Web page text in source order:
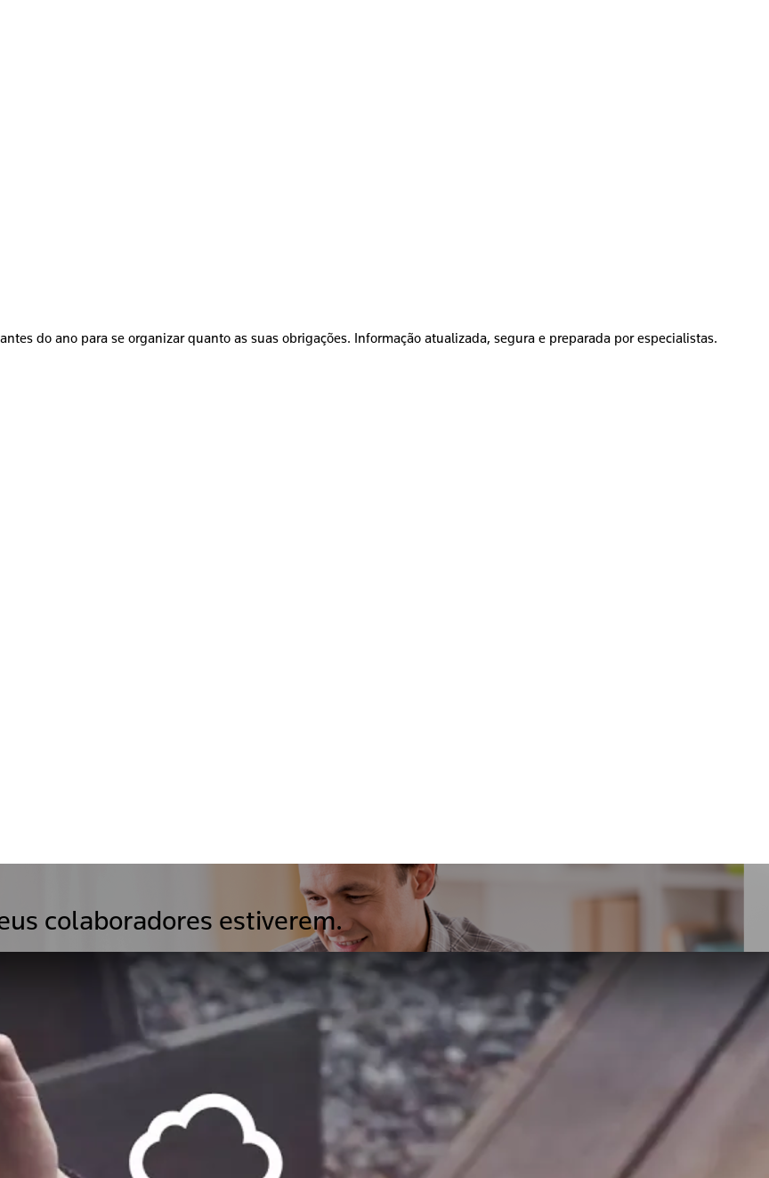
do ano para se organizar quanto as suas obrigações. Informação atualizada, segura e preparada por especialistas.
colaboradores estiverem.